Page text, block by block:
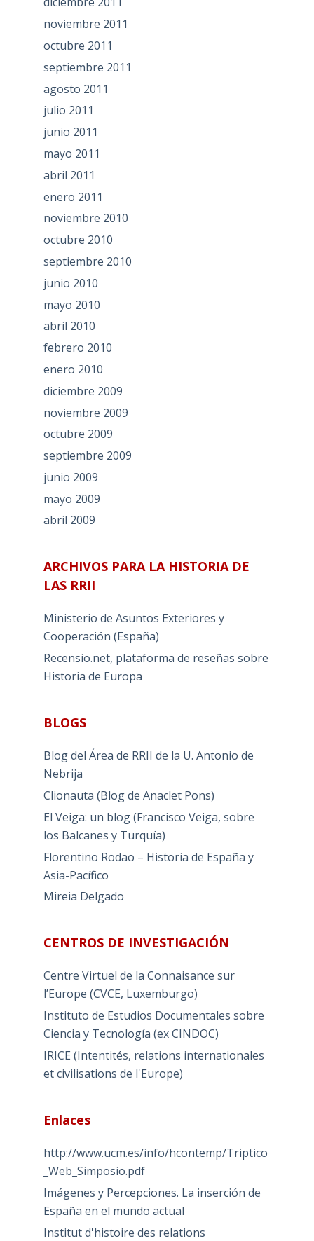
noviembre 2011
octubre 2011
septiembre 2011
agosto 2011
julio 2011
junio 2011
mayo 2011
abril 2011
enero 2011
noviembre 2010
octubre 2010
septiembre 2010
junio 2010
mayo 2010
abril 2010
febrero 2010
enero 2010
diciembre 2009
noviembre 2009
octubre 2009
septiembre 2009
junio 2009
mayo 2009
abril 2009
ARCHIVOS PARA LA HISTORIA DE
LAS RRII
Ministerio de Asuntos Exteriores y
Cooperación (España)
Recensio.net, plataforma de reseñas sobre
Historia de Europa
BLOGS
Blog del Área de RRII de la U. Antonio de
Nebrija
Clionauta (Blog de Anaclet Pons)
El Veiga: un blog (Francisco Veiga, sobre
los Balcanes y Turquía)
Florentino Rodao – Historia de España y
Asia-Pacífico
Mireia Delgado
CENTROS DE INVESTIGACIÓN
Centre Virtuel de la Connaisance sur
l’Europe (CVCE, Luxemburgo)
Instituto de Estudios Documentales sobre
Ciencia y Tecnología (ex CINDOC)
IRICE (Intentités, relations internationales
et civilisations de l'Europe)
Enlaces
http://www.ucm.es/info/hcontemp/Triptico
_Web_Simposio.pdf
Imágenes y Percepciones. La inserción de
España en el mundo actual
Institut d'histoire des relations